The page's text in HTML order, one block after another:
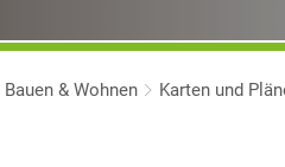
Bauen & Wohnen Karten und